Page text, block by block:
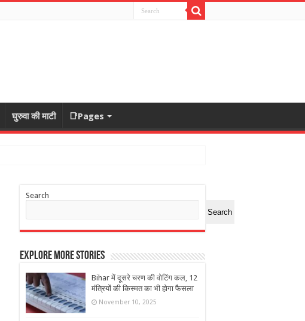
घुरुवा की माटी 📑Pages
Search
Search
Explore More Stories
Bihar में दूसरे चरण की वोटिंग कल, 12
मंत्रियों की किस्मत का भी होगा फैसला
November 10, 2025